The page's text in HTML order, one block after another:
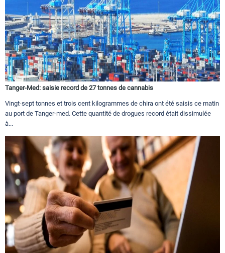
Tanger-Med: saisie record de 27 tonnes de cannabis
Vingt-sept tonnes et trois cent kilogrammes de chira ont été saisis ce matin
au port de Tanger-med. Cette quantité de drogues record était dissimulée
à...